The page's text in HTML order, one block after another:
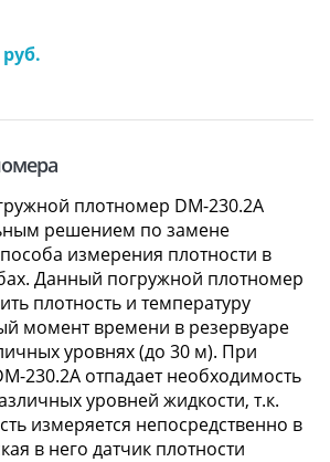
плотномер DM-230.2А
решением по замене
измерения плотности в
Данный погружной плотномер
плотность и температуру
момент времени в резервуаре
уровнях (до 30 м). При
230.2А отпадает необходимость
уровней жидкости, т.к.
измеряется непосредственно в
в него датчик плотности